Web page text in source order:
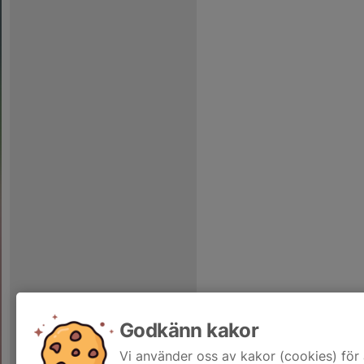
Godkänn kakor
Vi använder oss av kakor (cookies)